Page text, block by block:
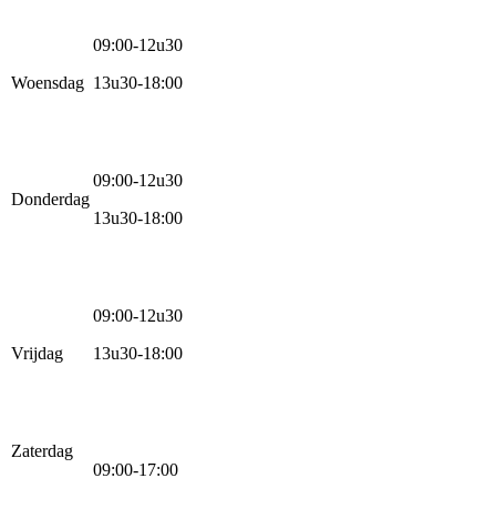
Woensdag
09:00-12u30
13u30-18:00
Donderdag
09:00-12u30
13u30-18:00
Vrijdag
09:00-12u30
13u30-18:00
Zaterdag
09:00-17:00